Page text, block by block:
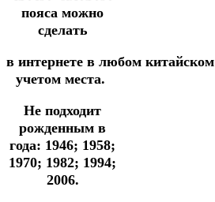
пояса можно
сделать
в интернете в любом китайском
учетом места.
Не подходит
рожденным в
года: 1946; 1958;
1970; 1982; 1994;
2006.